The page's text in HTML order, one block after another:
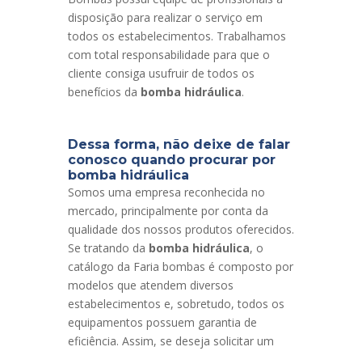
disposição para realizar o serviço em
todos os estabelecimentos. Trabalhamos
com total responsabilidade para que o
cliente consiga usufruir de todos os
benefícios da bomba hidráulica.
Dessa forma, não deixe de falar
conosco quando procurar por
bomba hidráulica
Somos uma empresa reconhecida no
mercado, principalmente por conta da
qualidade dos nossos produtos oferecidos.
Se tratando da bomba hidráulica, o
catálogo da Faria bombas é composto por
modelos que atendem diversos
estabelecimentos e, sobretudo, todos os
equipamentos possuem garantia de
eficiência. Assim, se deseja solicitar um